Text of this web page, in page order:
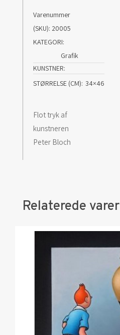
plade
antal
Varenummer
(SKU): 20005
KATEGORI:
Grafik
KUNSTNER
STØRRELSE (CM) 34×46
Flot tryk af
kunstneren
Peter Bloch
Relaterede varer